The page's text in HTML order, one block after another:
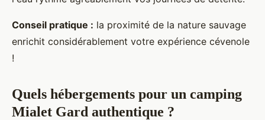
Conseil pratique : la proximité de la nature sauvage
enrichit considérablement votre expérience cévenole
!
Quels hébergements pour un camping
Mialet Gard authentique ?